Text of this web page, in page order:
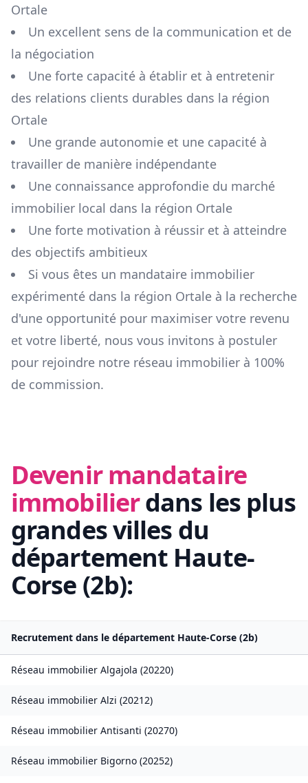
Ortale
Un excellent sens de la communication et de
la négociation
Une forte capacité à établir et à entretenir
des relations clients durables dans la région
Ortale
Une grande autonomie et une capacité à
travailler de manière indépendante
Une connaissance approfondie du marché
immobilier local dans la région Ortale
Une forte motivation à réussir et à atteindre
des objectifs ambitieux
Si vous êtes un mandataire immobilier
expérimenté dans la région Ortale à la recherche
d'une opportunité pour maximiser votre revenu
et votre liberté, nous vous invitons à postuler
pour rejoindre notre réseau immobilier à 100%
de commission.
Devenir mandataire
immobilierdans les plus
grandes villes du
département Haute-
Corse (2b):
Recrutement dans le département Haute-Corse (2b)
Réseau immobilier Algajola (20220)
Réseau immobilier Alzi (20212)
Réseau immobilier Antisanti (20270)
Réseau immobilier Bigorno (20252)